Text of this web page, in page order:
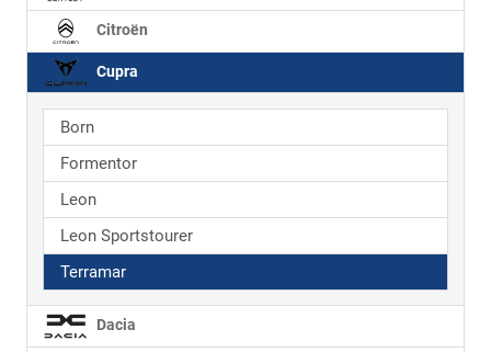
Citroën
Cupra
Born
Formentor
Leon
Leon Sportstourer
Terramar
Dacia